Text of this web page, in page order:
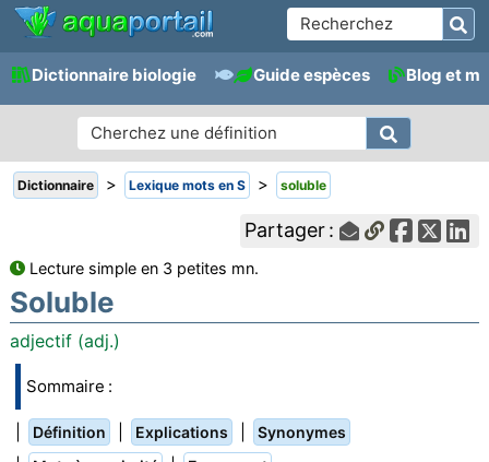
Dictionnaire biologie Guide espèces Blog et
Dictionnaire > Lexique mots en S > soluble
Partager :
Lecture simple en 3 petites mn.
Soluble
adjectif (adj.)
Sommaire :
Définition Explications Synonymes